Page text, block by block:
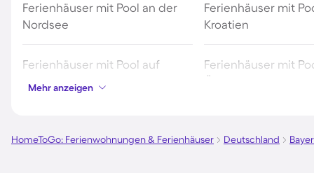
Ferienhäuser mit Pool an der
Nordsee
Ferienhäuser mit
Kroatien
Ferienhäuser mit Pool auf
Fehmarn
Ferienhäuser mit
Norddeich
Mehr anzeigen
HomeToGo: Ferienwohnungen & Ferienhäuser Deutschland